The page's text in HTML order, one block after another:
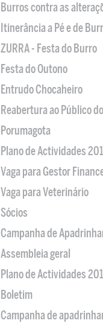
Burros contra as
Itinerância a Pé e de
ZURRA - Festa do Burro
Festa do Outono
Entrudo Chocaheiro
Reabertura ao Público
Porumagota
Plano de Actividades
Vaga para Gestor
Vaga para Veterinário
Sócios
Campanha de
Assembleia geral
Plano de Actividades
Boletim
Campanha de